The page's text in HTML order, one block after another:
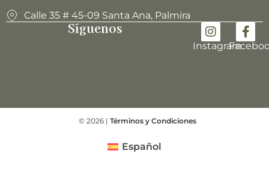
Calle 35 # 45-09 Santa Ana, Palmira
Síguenos
Instagram
© 2026 | Términos y Condiciones
Español